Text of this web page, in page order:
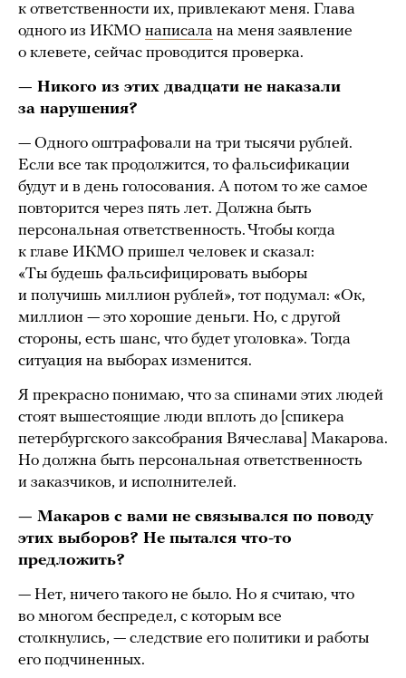
к ответственности их, привлекают меня. Глава
одного из ИКМО написала на меня заявление
о клевете, сейчас проводится проверка.
— Никого из этих двадцати не наказали
за нарушения?
— Одного оштрафовали на три тысячи рублей.
Если все так продолжится, то фальсификации
будут и в день голосования. А потом то же самое
повторится через пять лет. Должна быть
персональная ответственность. Чтобы когда
к главе ИКМО пришел человек и сказал:
«Ты будешь фальсифицировать выборы
и получишь миллион рублей», тот подумал: «Ок,
миллион — это хорошие деньги. Но, с другой
стороны, есть шанс, что будет уголовка». Тогда
ситуация на выборах изменится.
Я прекрасно понимаю, что за спинами этих людей
стоят вышестоящие люди вплоть до [спикера
петербургского заксобрания Вячеслава] Макарова.
Но должна быть персональная ответственность
и заказчиков, и исполнителей.
— Макаров с вами не связывался по поводу
этих выборов? Не пытался что-то
предложить?
— Нет, ничего такого не было. Но я считаю, что
во многом беспредел, с которым все
столкнулись, — следствие его политики и работы
его подчиненных.